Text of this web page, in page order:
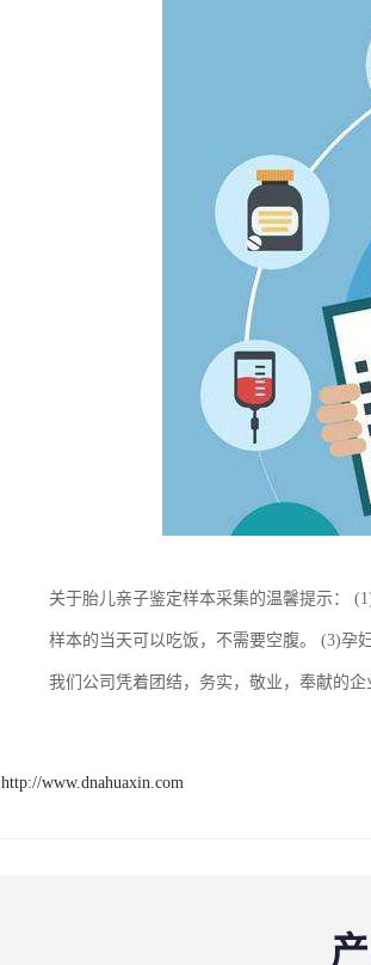
关于胎儿亲子鉴定样本采集的温馨提示：
样本的当天可以吃饭，不需要空腹。 (3)孕
我们公司凭着团结，务实，敬业，奉献的
http://www.dnahuaxin.com